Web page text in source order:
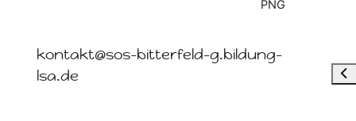
kontakt@sos-bitterfeld-g.bildung-
lsa.de